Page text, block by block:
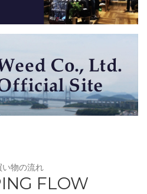
い物の流れ
FLOW